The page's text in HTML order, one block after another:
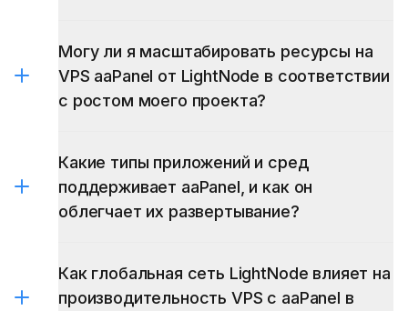
Могу ли я масштабировать ресурсы на
VPS aaPanel от LightNode в соответствии
с ростом моего проекта?
Какие типы приложений и сред
поддерживает aaPanel, и как он
облегчает их развертывание?
Как глобальная сеть LightNode влияет на
производительность VPS с aaPanel в